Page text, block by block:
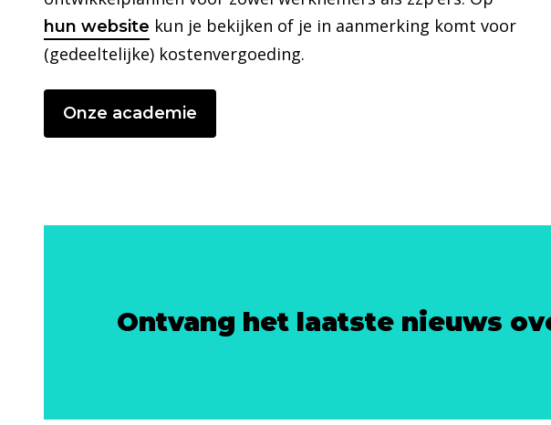
hun website kun je bekijken of je in aanmerking komt voor
(gedeeltelijke) kostenvergoeding.
Onze academie
Ontvang het laatste nieuws